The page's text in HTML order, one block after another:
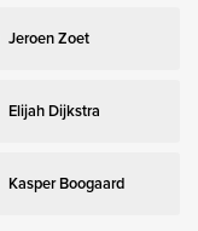
Jeroen Zoet
Elijah Dijkstra
Kasper Boogaard